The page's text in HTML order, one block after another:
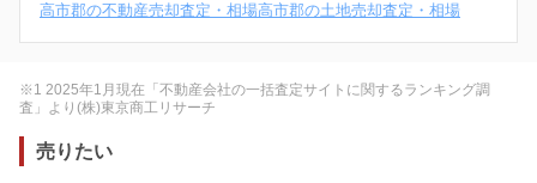
高市郡の不動産売却査定・相場高市郡の土地売却査定・相場
※1 2025年1月現在「不動産会社の一括査定サイトに関するランキング調
査」より(株)東京商工リサーチ
売りたい